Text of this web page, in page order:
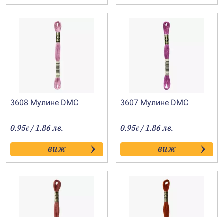
3608 Мулине DMC
0.95€ / 1.86 лв.
виж
3607 Мулине DMC
0.95€ / 1.86 лв.
виж